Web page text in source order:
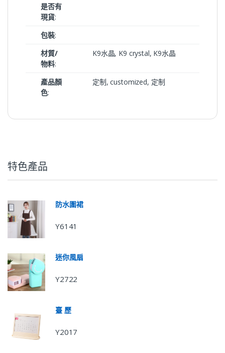
是否有
現貨:
包裝:
材質/
物料:
K9水晶, K9 crystal, K9水晶
產品顏
色:
定制, customized, 定制
特色產品
防水圍裙
Y6141
迷你風扇
Y2722
臺 歷
Y2017